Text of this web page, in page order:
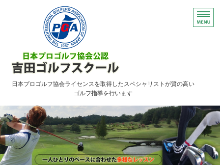
日本プロゴルフ協会ライセンスを取得したスペシャリストが質の高い
ゴルフ指導を行います
HOME
レッスンのご案内
ご予約について・FAQ